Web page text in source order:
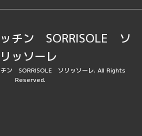
チン SORRISOLE ソ
リッソーレ
チン SORRISOLE ソリッソーレ. All Rights
Reserved.